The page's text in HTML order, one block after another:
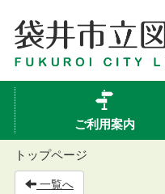
ご利用案内
トップページ
一覧へ